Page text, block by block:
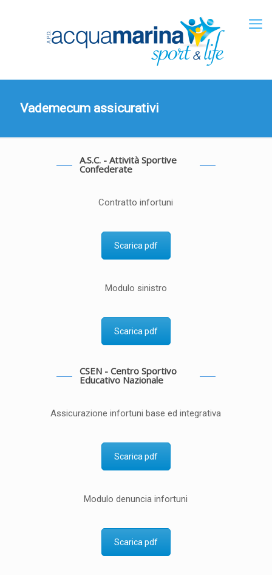
Vademecum assicurativi
A.S.C. - Attività Sportive
Confederate
Contratto infortuni
Scarica pdf
Modulo sinistro
Scarica pdf
CSEN - Centro Sportivo
Educativo Nazionale
Assicurazione infortuni base ed integrativa
Scarica pdf
Modulo denuncia infortuni
Scarica pdf